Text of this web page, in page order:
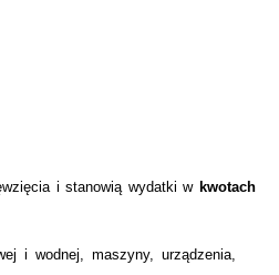
i stanowią wydatki w kwotach
i wodnej, maszyny, urządzenia,